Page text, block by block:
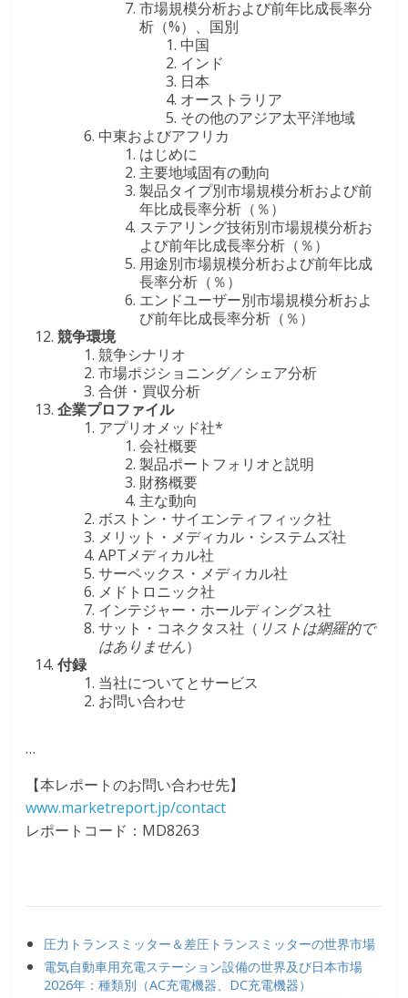
市場規模分析および前年比成長率分
析（%）、国別
中国
インド
日本
オーストラリア
その他のアジア太平洋地域
中東およびアフリカ
はじめに
主要地域固有の動向
製品タイプ別市場規模分析および前
年比成長率分析（％）
ステアリング技術別市場規模分析お
よび前年比成長率分析（％）
用途別市場規模分析および前年比成
長率分析（％）
エンドユーザー別市場規模分析およ
び前年比成長率分析（％）
競争環境
競争シナリオ
市場ポジショニング／シェア分析
合併・買収分析
企業プロファイル
アプリオメッド社*
会社概要
製品ポートフォリオと説明
財務概要
主な動向
ボストン・サイエンティフィック社
メリット・メディカル・システムズ社
APTメディカル社
サーペックス・メディカル社
メドトロニック社
インテジャー・ホールディングス社
サット・コネクタス社（ リストは網羅的で
はありません）
付録
当社についてとサービス
お問い合わせ
…
【本レポートのお問い合わせ先】
www.marketreport.jp/contact
レポートコード：MD8263
圧力トランスミッター＆差圧トランスミッターの世界市場
電気自動車用充電ステーション設備の世界及び日本市場
2026年：種類別（AC充電機器、DC充電機器）